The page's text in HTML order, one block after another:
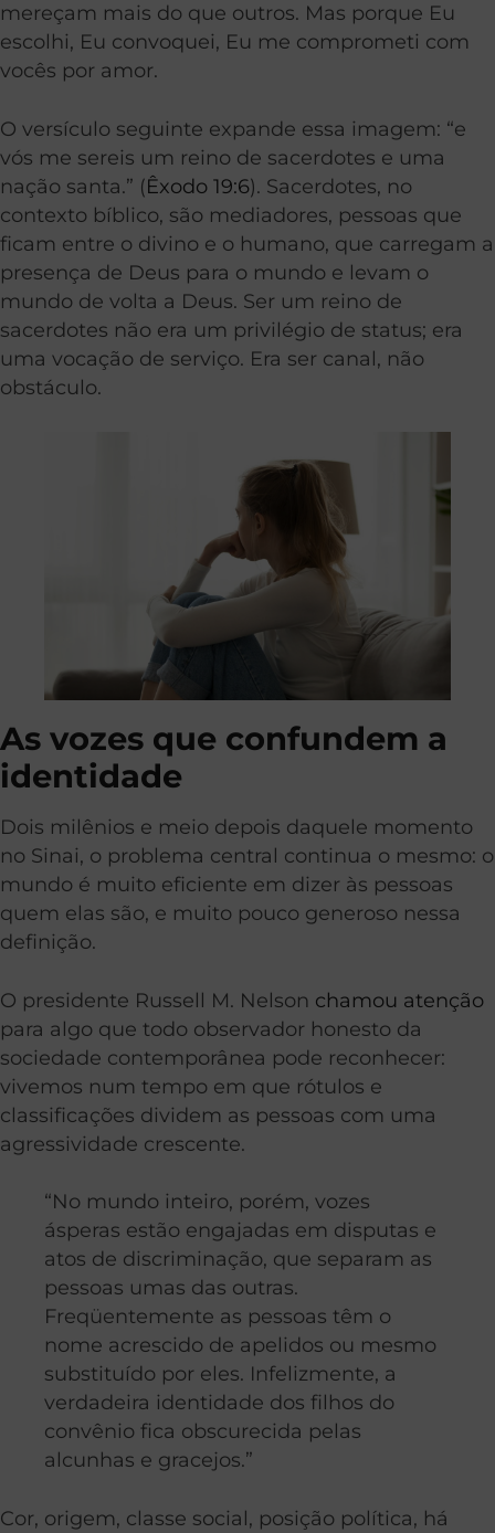
mereçam mais do que outros. Mas porque Eu
escolhi, Eu convoquei, Eu me comprometi com
vocês por amor.
O versículo seguinte expande essa imagem: “e
vós me sereis um reino de sacerdotes e uma
nação santa.” (Êxodo 19:6). Sacerdotes, no
contexto bíblico, são mediadores, pessoas que
ficam entre o divino e o humano, que carregam a
presença de Deus para o mundo e levam o
mundo de volta a Deus. Ser um reino de
sacerdotes não era um privilégio de status; era
uma vocação de serviço. Era ser canal, não
obstáculo.
As vozes que confundem a
identidade
Dois milênios e meio depois daquele momento
no Sinai, o problema central continua o mesmo: o
mundo é muito eficiente em dizer às pessoas
quem elas são, e muito pouco generoso nessa
definição.
O presidente Russell M. Nelson chamou atenção
para algo que todo observador honesto da
sociedade contemporânea pode reconhecer:
vivemos num tempo em que rótulos e
classificações dividem as pessoas com uma
agressividade crescente.
“No mundo inteiro, porém, vozes
ásperas estão engajadas em disputas e
atos de discriminação, que separam as
pessoas umas das outras.
Freqüentemente as pessoas têm o
nome acrescido de apelidos ou mesmo
substituído por eles. Infelizmente, a
verdadeira identidade dos filhos do
convênio fica obscurecida pelas
alcunhas e gracejos.”
Cor, origem, classe social, posição política, há